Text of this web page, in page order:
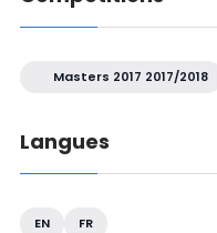
Masters 2017 2017/2018
Langues
EN FR